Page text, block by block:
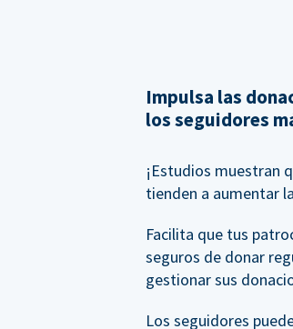
Impulsa las
los seguidores
¡Estudios muestran
tienden a aumentar
Facilita que tus
seguros de donar
gestionar sus
Los seguidores